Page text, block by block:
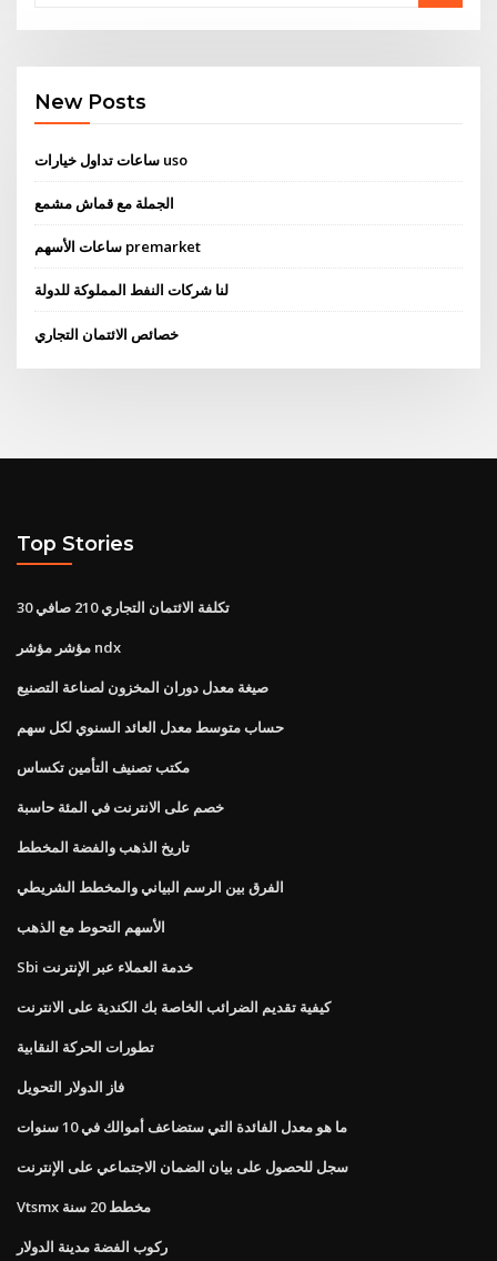
New Posts
ساعات تداول خيارات uso
الجملة مع قماش مشمع
ساعات الأسهم premarket
لنا شركات النفط المملوكة للدولة
خصائص الائتمان التجاري
Top Stories
تكلفة الائتمان التجاري 210 صافي 30
مؤشر مؤشر ndx
صيغة معدل دوران المخزون لصناعة التصنيع
حساب متوسط ​​معدل العائد السنوي لكل سهم
مكتب تصنيف التأمين تكساس
خصم على الانترنت في المئة حاسبة
تاريخ الذهب والفضة المخطط
الفرق بين الرسم البياني والمخطط الشريطي
الأسهم التحوط مع الذهب
Sbi خدمة العملاء عبر الإنترنت
كيفية تقديم الضرائب الخاصة بك الكندية على الانترنت
تطورات الحركة النقابية
فاز الدولار التحويل
ما هو معدل الفائدة التي ستضاعف أموالك في 10 سنوات
سجل للحصول على بيان الضمان الاجتماعي على الإنترنت
Vtsmx مخطط 20 سنة
ركوب الفضة مدينة الدولار